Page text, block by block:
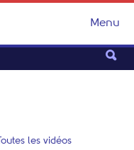
Menu
Toutes les vidéos